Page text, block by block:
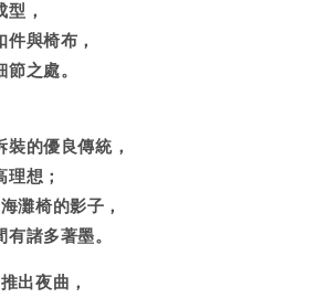
，
與椅布，
之處。
的優良傳統，
想；
灘椅的影子，
諸多著墨。
出夜曲，